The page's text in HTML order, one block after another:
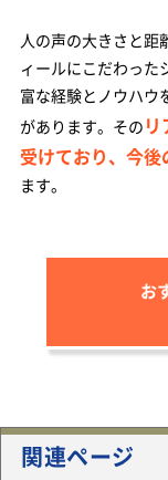
人の声の大きさと距
ィールにこだわった
富な経験とノウハウ
があります。その
受けており、今
ます。
お
関連ページ